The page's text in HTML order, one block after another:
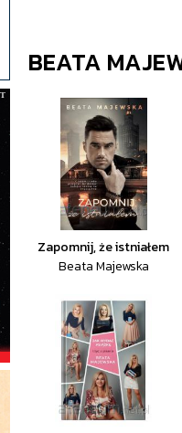
BEATA
Zapomnij, że istniałem
Beata Majewska